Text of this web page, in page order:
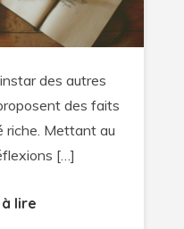
féminins
?
des autres
des faits
riche. Mettant au
[…]
lire